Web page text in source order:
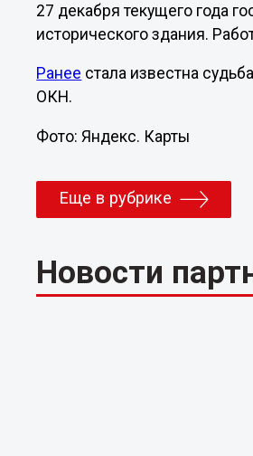
27 декабря текущего года
исторического здания.
Ранее стала известна
ОКН.
Фото: Яндекс. Карты
Еще в рубрике
Новости